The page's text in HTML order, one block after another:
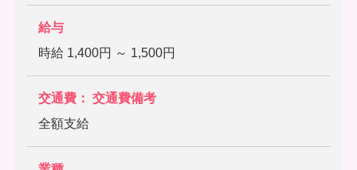
給与
時給 1,400円 ～ 1,500円
交通費： 交通費備考
全額支給